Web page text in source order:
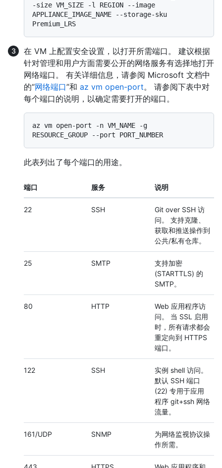
-size VM_SIZE -l REGION --image
APPLIANCE_IMAGE_NAME --storage-sku
在 VM 上配置安全设置，以打开所需端口。 建议根据
针对管理和用户方面需要公开的网络服务有选择地打开
网络端口。 有关详细信息，请参阅 Microsoft 文档中
的“网络端口”和 az vm open-port。 请参阅下表中对
每个端口的说明，以确定需要打开的端口。
az vm open-port -n VM_NAME -g
此表列出了每个端口的用途。
端口 服务 说明
22 SSH
Git over SSH 访
问。 支持克隆、
获取和推送操作到
公共/私有仓库。
25 SMTP
支持加密
(STARTTLS) 的
SMTP。
80 HTTP
Web 应用程序访
问。 当 SSL 启用
时，所有请求都会
重定向到 HTTPS
端口。
122 SSH
实例 shell 访问。
默认 SSH 端口
(22) 专用于应用
程序 git+ssh 网络
流量。
161/UDP SNMP
为网络监视协议操
作所需。